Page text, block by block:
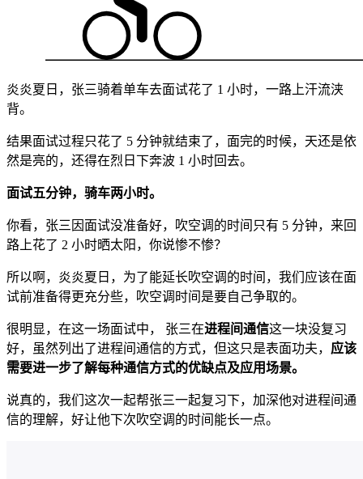
炎炎夏日，张三骑着单车去面试花了 1 小时，一路上汗流浃
背。
结果面试过程只花了 5 分钟就结束了，面完的时候，天还是依
然是亮的，还得在烈日下奔波 1 小时回去。
面试五分钟，骑车两小时。
你看，张三因面试没准备好，吹空调的时间只有 5 分钟，来回
路上花了 2 小时晒太阳，你说惨不惨？
所以啊，炎炎夏日，为了能延长吹空调的时间，我们应该在面
试前准备得更充分些，吹空调时间是要自己争取的。
很明显，在这一场面试中， 张三在进程间通信这一块没复习
好，虽然列出了进程间通信的方式，但这只是表面功夫， 应该
需要进一步了解每种通信方式的优缺点及应用场景。
说真的，我们这次一起帮张三一起复习下，加深他对进程间通
信的理解，好让他下次吹空调的时间能长一点。